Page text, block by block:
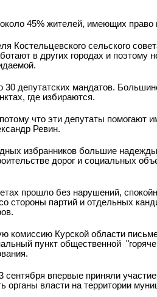
45% жителей, имеющих право
Костельцевского сельского
в других городах и поэтому
30 депутатских мандатов.
где избираются.
что эти депутаты помогают
Ревин.
избранников большие
дорог и социальных
прошло без нарушений,
стороны партий и отдельных
комиссию Курской области
пункт общественной
впервые приняли
органы власти на территории